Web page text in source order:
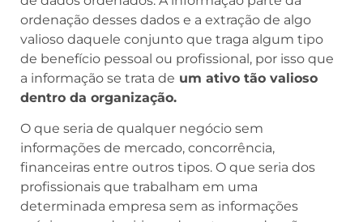
ordenação desses dados e a extração de algo
valioso daquele conjunto que traga algum tipo
de benefício pessoal ou profissional, por isso que
a informação se trata de um ativo tão valioso
dentro da organização.
O que seria de qualquer negócio sem
informações de mercado, concorrência,
financeiras entre outros tipos. O que seria dos
profissionais que trabalham em uma
determinada empresa sem as informações